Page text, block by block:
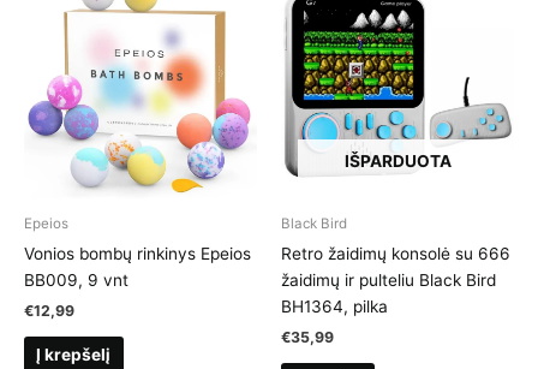
Epeios
Vonios bombų rinkinys Epeios
BB009, 9 vnt
€12,99
Į krepšelį
IŠPARDUOTA
Black Bird
Retro žaidimų konsolė su 666
žaidimų ir pulteliu Black Bird
BH1364, pilka
€35,99